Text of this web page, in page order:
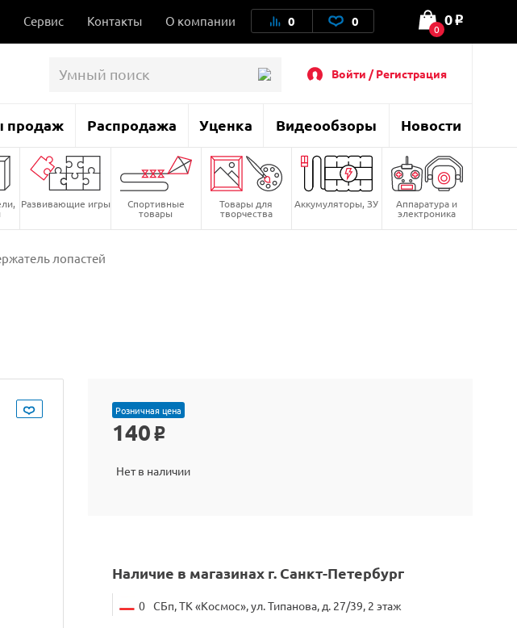
Сервис Контакты О компании 0 0 0
0 o
Войти / Регистрация
продаж Распродажа Уценка Видеообзоры Новости
Развивающие игры Спортивные
товары
Товары для
творчества
Аккумуляторы, ЗУ Аппаратура и
электроника
лопастей
Розничная цена
140 o
Нет в наличии
Наличие в магазинах г. Санкт-Петербург
0 СБп, ТК «Космос», ул. Типанова, д. 27/39, 2 этаж